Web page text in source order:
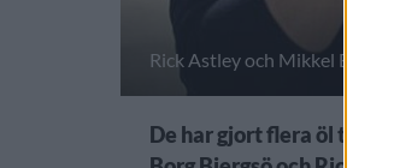
Rick Astley och Mikkel Borg
De har gjort flera öl